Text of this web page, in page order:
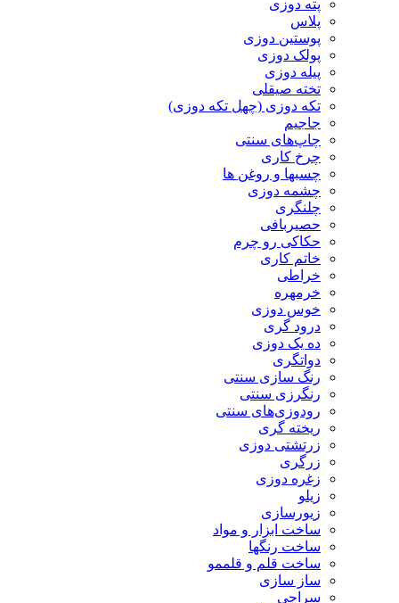
پته دوزی
پلاس
پوستین دوزی
پولک دوزی
پیله دوزی
تخته صیقلی
تکه دوزی (چهل تکه دوزی)
جاجیم
چاپ‌های سنتی
چرخ کاری
چسبها و روغن ها
چشمه دوزی
چلنگری
حصیربافی
حکاکی رو چرم
خاتم کاری
خراطی
خرمهره
خوس دوزی
درود گری
ده یک دوزی
دواتگری
رنگ سازی سنتی
رنگرزی سنتی
رودوزی‌های سنتی
ریخته گری
زرتشتی دوزی
زرگری
زغره دوزی
زیلو
زیورسازی
ساخت ابزار و مواد
ساخت رنگها
ساخت قلم و قلممو
ساز سازی
سراجی